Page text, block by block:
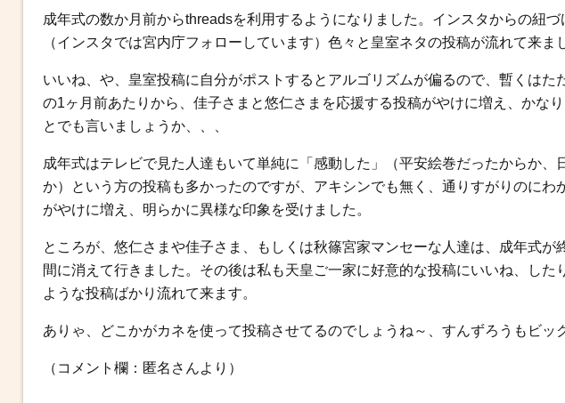
成年式の数か月前からthreadsを利用するようになりました。インスタからの紐
（インスタでは宮内庁フォローしています）色々と皇室ネタの投稿が流れて来ま
いいね、や、皇室投稿に自分がポストするとアルゴリズムが偏るので、暫くはた
の1ヶ月前あたりから、佳子さまと悠仁さまを応援する投稿がやけに増え、かな
とでも言いましょうか、、、
成年式はテレビで見た人達もいて単純に「感動した」（平安絵巻だったからか、
か）という方の投稿も多かったのですが、アキシンでも無く、通りすがりのにわ
がやけに増え、明らかに異様な印象を受けました。
ところが、悠仁さまや佳子さま、もしくは秋篠宮家マンセーな人達は、成年式が
間に消えて行きました。その後は私も天皇ご一家に好意的な投稿にいいね、した
ような投稿ばかり流れて来ます。
ありゃ、どこかがカネを使って投稿させてるのでしょうね～、すんずろうもビッ
（コメント欄：匿名さんより）